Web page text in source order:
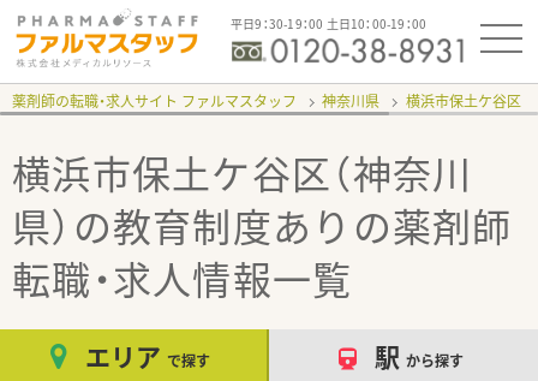
平日9：30-19：00 土日10：00-19：00
薬剤師の転職・求人サイト ファルマスタッフ 神奈川県 横浜市保土ケ谷区
横浜市保土ケ谷区（神奈川
県）の教育制度あり の薬剤師
転職・求人情報一覧
エリア で探す 駅 から探す